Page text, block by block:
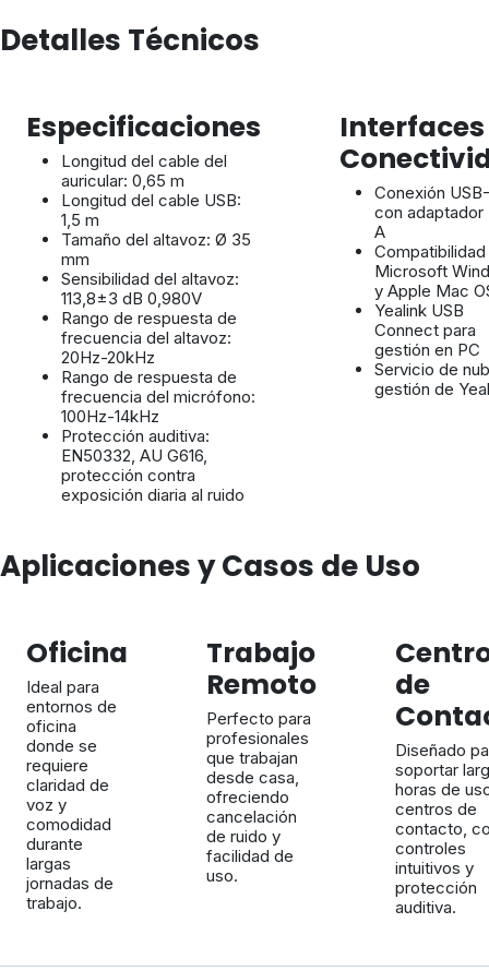
Detalles Técnicos
Especificaciones
Longitud del cable del
auricular: 0,65 m
Longitud del cable USB:
1,5 m
Tamaño del altavoz: Ø 35
mm
Sensibilidad del altavoz:
113,8±3 dB 0,980V
Rango de respuesta de
frecuencia del altavoz:
20Hz-20kHz
Rango de respuesta de
frecuencia del micrófono:
100Hz-14kHz
Protección auditiva:
EN50332, AU G616,
protección contra
exposición diaria al ruido
Conexión
con adaptador
A
Microsoft
y Apple Mac
Yealink USB
Connect para
gestión en PC
Servicio de
gestión de
Aplicaciones y Casos de Uso
Oficina
Ideal para
entornos de
oficina
donde se
requiere
claridad de
voz y
comodidad
durante
largas
jornadas de
trabajo.
Trabajo
Remoto
Perfecto para
profesionales
que trabajan
desde casa,
ofreciendo
cancelación
de ruido y
facilidad de
uso.
de
Diseñado
soportar
horas de
centros de
contacto,
controles
intuitivos y
protección
auditiva.